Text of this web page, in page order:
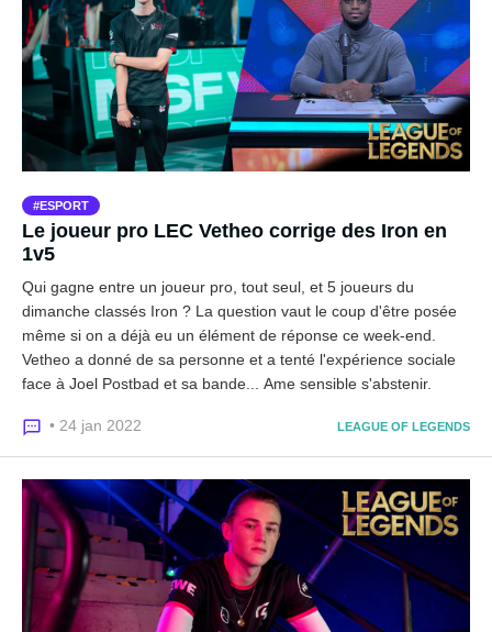
ESPORT
Le joueur pro LEC Vetheo corrige des Iron en
1v5
Qui gagne entre un joueur pro, tout seul, et 5 joueurs du
dimanche classés Iron ? La question vaut le coup d'être posée
même si on a déjà eu un élément de réponse ce week-end.
Vetheo a donné de sa personne et a tenté l'expérience sociale
face à Joel Postbad et sa bande... Ame sensible s'abstenir.
• 24 jan 2022 LEAGUE OF LEGENDS